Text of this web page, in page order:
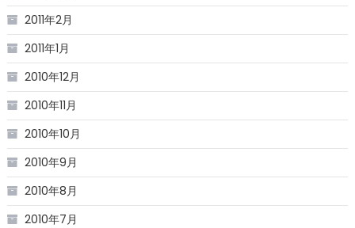
2011年2月
2011年1月
2010年12月
2010年11月
2010年10月
2010年9月
2010年8月
2010年7月